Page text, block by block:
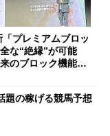
「プレミアムブロッ
な“絶縁”が可能
のブロック機能と
題の稼げる競馬予想